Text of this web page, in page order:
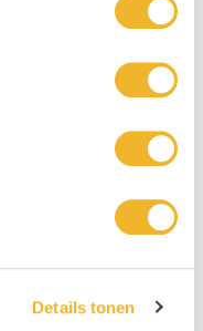
Details tonen